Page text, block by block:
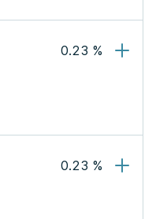
0.23 %
0.23 %